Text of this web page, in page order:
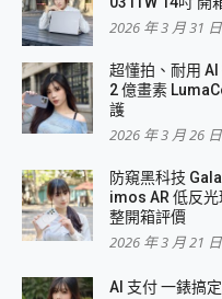
2026 年 3 月 31 日
超懂拍、耐用
2 億畫素
護
2026 年 3 月 26 日
防窺黑科技
imos AR 低反
整開箱評價
2026 年 3 月 21 日
AI 支付 一錶搞